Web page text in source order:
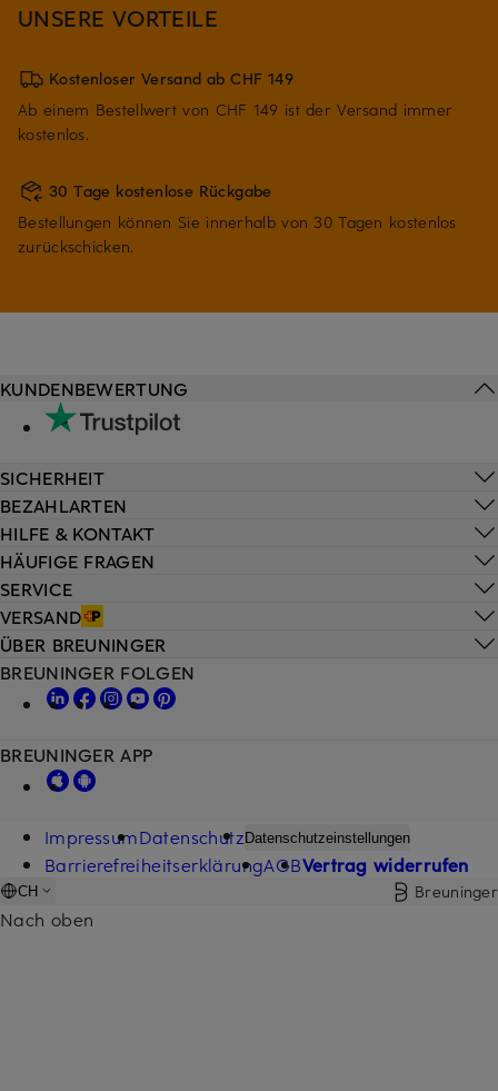
UNSERE VORTEILE
Kostenloser Versand ab CHF 149
Ab einem Bestellwert von CHF 149 ist der Versand immer
kostenlos.
30 Tage kostenlose Rückgabe
Bestellungen können Sie innerhalb von 30 Tagen kostenlos
zurückschicken.
HILFE & KONTAKT
HÄUFIGE FRAGEN
SERVICE
VERSAND
KUNDENBEWERTUNG
SICHERHEIT
BEZAHLARTEN
ÜBER BREUNINGER
BREUNINGER FOLGEN
BREUNINGER APP
ImpressumDatenschutzDatenschutzeinstellungen
BarrierefreiheitserklärungAGBVertrag widerrufen
CH Breuninger
Nach oben